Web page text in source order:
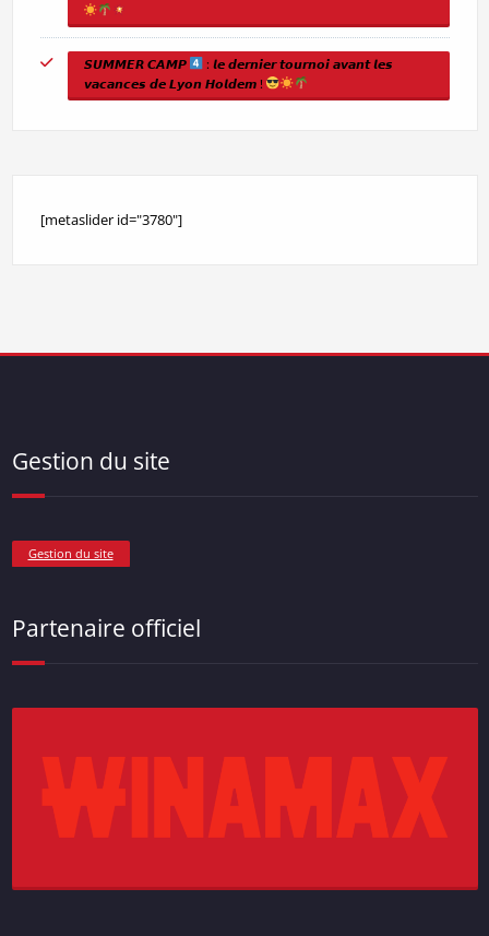
𝙎𝙐𝙈𝙈𝙀𝙍 𝘾𝘼𝙈𝙋
: 𝙡𝙚 𝙙𝙚𝙧𝙣𝙞𝙚𝙧 𝙩𝙤𝙪𝙧𝙣𝙤𝙞 𝙖𝙫𝙖𝙣𝙩 𝙡𝙚𝙨
𝙫𝙖𝙘𝙖𝙣𝙘𝙚𝙨 𝙙𝙚 𝙇𝙮𝙤𝙣 𝙃𝙤𝙡𝙙𝙚𝙢 !
[metaslider id="3780"]
Gestion du site
Gestion du site
Partenaire officiel